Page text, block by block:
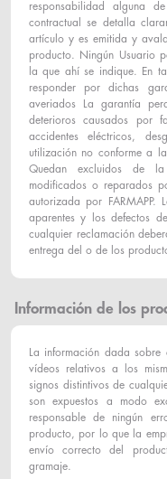
responsabilidad alguna
contractual se detalla
artículo y es emitida y
producto. Ningún Usuario
la que ahí se indique. En
responder por dichas
averiados La garantía
deterioros causados por
accidentes eléctricos,
utilización no conforme a
Quedan excluidos de la
modificados o reparados
autorizada por
aparentes y los defectos
cualquier reclamación
entrega del o de los
Información de los
La información dada
vídeos relativos a los
signos distintivos de
son expuestos a modo
responsable de ningún
producto, por lo que la
envío correcto del
gramaje.